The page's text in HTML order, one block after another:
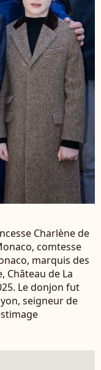
Charlène de
comtesse
marquis des
Château de La
Le donjon fut
seigneur de